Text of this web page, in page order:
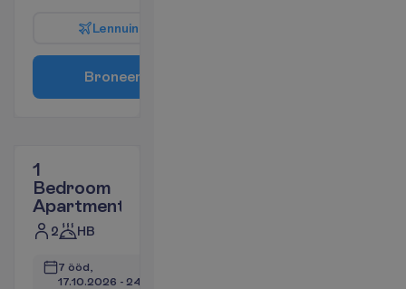
Lennuin
Broneer
1
Bedroom
Apartment
2 HB
7 ööd,
17.10.2026 - 24.10.2026